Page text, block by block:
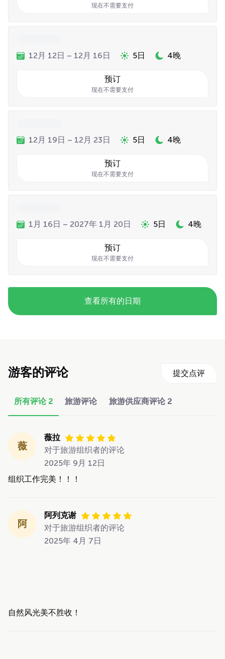
现在不需要支付
12月 12日 – 12月 16日 5日 4晚
预订
现在不需要支付
12月 19日 – 12月 23日 5日 4晚
预订
现在不需要支付
1月 16日 – 2027年 1月 20日 5日 4晚
预订
现在不需要支付
查看所有的日期
游客的评论 提交点评
所有评论 2 旅游评论 旅游供应商评论 2
薇
薇拉
对于旅游组织者的评论
2025年 9月 12日
组织工作完美！！！
阿
阿列克谢
对于旅游组织者的评论
2025年 4月 7日
自然风光美不胜收！